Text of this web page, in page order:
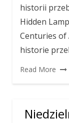
historii
Hidden
Centuries of
historie
Read More